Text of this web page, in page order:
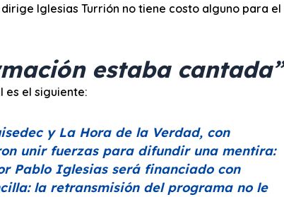
Iglesias Turrión no tiene costo alguno para el
estaba cantada”
es el siguiente:
y La Hora de la Verdad, con
unir fuerzas para difundir una mentira:
Pablo Iglesias será financiado con
la retransmisión del programa no le